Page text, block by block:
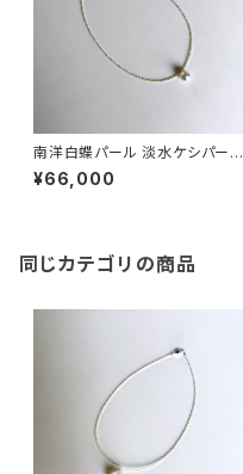
南洋白蝶パール 淡水ケシパール
ネックレス
¥66,000
同じカテゴリの商品